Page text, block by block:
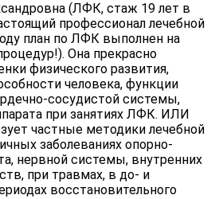
(ЛФК, стаж 19 лет в
профессионал лечебной
план по ЛФК выполнен на
Она прекрасно
физического развития,
человека, функции
сосудистой системы,
при занятиях ЛФК. ИЛИ
частные методики лечебной
заболеваниях опорно-
нервной системы, внутренних
при травмах, в до- и
восстановительного